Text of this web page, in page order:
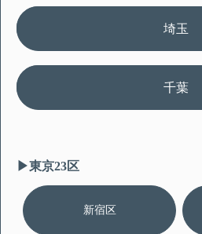
埼玉
千葉
▶︎東京23区
新宿区